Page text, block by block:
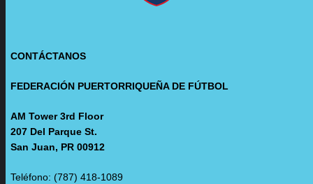
CONTÁCTANOS
FEDERACIÓN PUERTORRIQUEÑA DE FÚTBOL
AM Tower 3rd Floor
207 Del Parque St.
San Juan, PR 00912
Teléfono: (787) 418-1089